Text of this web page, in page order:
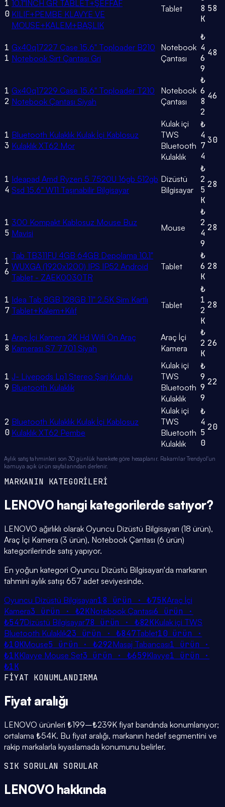
1
0
10.1"İNCH GR TABLET+ŞEFFAF
KILIF+PEMBE KLAVYE VE
MOUSE+KALEM+BAŞLIK
Tablet
8
K
58
1
1
Gx40q17227 Case 15.6" Toploader B210
Notebook Sırt Çantası Gri
Notebook
Çantası
₺
4
6
9
48
1
2
Gx40q17229 Case 15.6" Toploader T210
Notebook Çantası Siyah
Notebook
Çantası
₺
6
8
2
46
1
3
Bluetooth Kulaklık Kulak İçi Kablosuz
Kulaklık XT62 Mor
Kulak içi
TWS
Bluetooth
Kulaklık
₺
4
7
4
30
1
4
Ideapad Amd Ryzen 5 7520U 16gb 512gb
Ssd 15.6" W11 Taşınabilir Bilgisayar
Dizüstü
Bilgisayar
₺
2
5
K
28
1
5
300 Kompakt Kablosuz Mouse Buz
Mavisi
Mouse
₺
2
4
9
28
1
6
Tab TB311FU 4GB 64GB Depolama 10.1"
WUXGA (1920x1200) IPS IP52 Android
Tablet - ZAEK0030TR
Tablet
₺
6
K
28
1
7
Idea Tab 8GB 128GB 11" 2.5K Sim Kartlı
Tablet+Kalem+Kılıf
Tablet
₺
1
2
K
28
1
8
Araç İçi Kamera 2K Hd Wifi Ön Araç
Kamerası S7 7701 Siyah
Araç İçi
Kamera
₺
2
K
26
1
9
J- Livepods Lp1 Stereo Şarj Kutulu
Bluetooth Kulaklık
Kulak içi
TWS
Bluetooth
Kulaklık
₺
9
9
9
22
2
0
Bluetooth Kulaklık Kulak İçi Kablosuz
Kulaklık XT62 Pembe
Kulak içi
TWS
Bluetooth
Kulaklık
₺
4
5
0
20
Aylık satış tahminleri son 30 günlük harekete göre hesaplanır. Rakamlar Trendyol'un
kamuya açık ürün sayfalarından derlenir.
MARKANIN KATEGORİLERİ
LENOVO hangi kategorilerde satıyor?
LENOVO ağırlıklı olarak Oyuncu Dizüstü Bilgisayarı (18 ürün),
Araç İçi Kamera (3 ürün), Notebook Çantası (6 ürün)
kategorilerinde satış yapıyor.
En yoğun kategori Oyuncu Dizüstü Bilgisayarı'da markanın
tahmini aylık satışı 657 adet seviyesinde.
Oyuncu Dizüstü Bilgisayarı18 ürün ·₺75KAraç İçi
Kamera3 ürün · ₺2KNotebook Çantası6 ürün ·
₺547Dizüstü Bilgisayar78 ürün · ₺82KKulak içi TWS
Bluetooth Kulaklık23 ürün ·₺847Tablet10ürün ·
₺10KMouse5 ürün · ₺292Masaj Tabancası1
ürün ·
₺1KKlavye Mouse Set3 ürün ·₺659Klavye1
ürün ·
₺1K
FİYAT KONUMLANDIRMA
Fiyat aralığı
LENOVO ürünleri ₺199–₺239K fiyat bandında konumlanıyor;
ortalama ₺54K. Bu fiyat aralığı, markanın hedef segmentini ve
rakip markalarla kıyaslamada konumunu belirler.
SIK SORULAN SORULAR
LENOVO hakkında